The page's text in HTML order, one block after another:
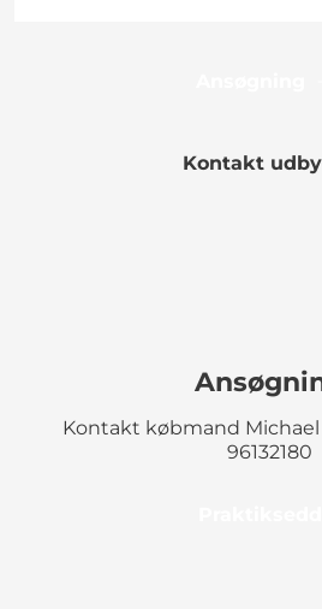
Kontakt
Kontakt købmand
96132180